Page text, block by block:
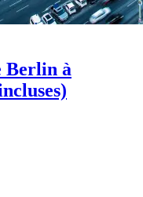
Berlin à